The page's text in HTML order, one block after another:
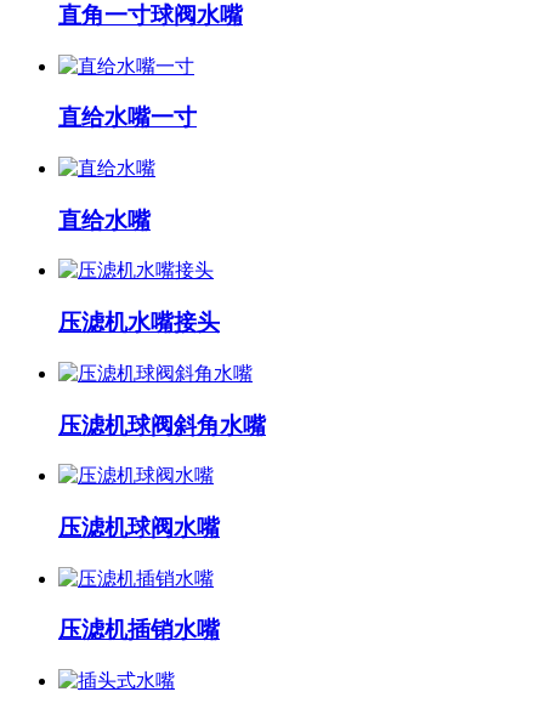
直角一寸球阀水嘴
直给水嘴一寸
直给水嘴
压滤机水嘴接头
压滤机球阀斜角水嘴
压滤机球阀水嘴
压滤机插销水嘴